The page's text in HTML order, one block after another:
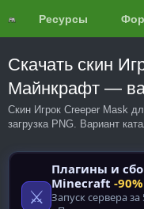
Ресурсы
Скачать скин
Майнкрафт —
Скин Игрок Creeper Mask
загрузка PNG. Вариант